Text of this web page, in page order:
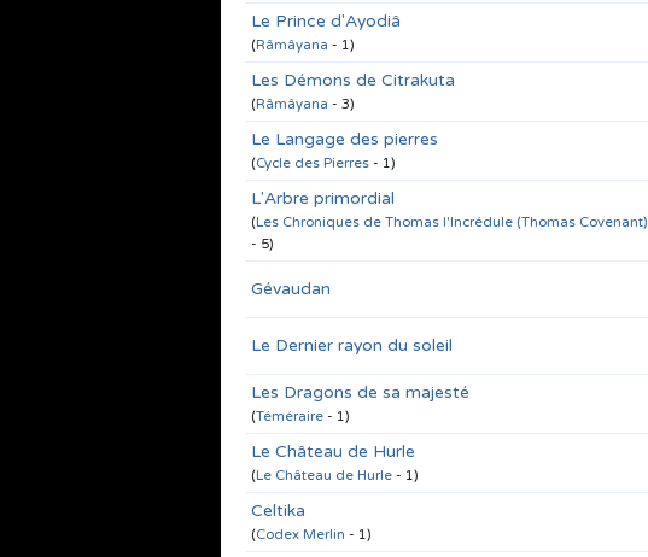
Le Prince d'Ayodiâ
(Râmâyana - 1)
Les Démons de Citrakuta
(Râmâyana - 3)
Le Langage des pierres
(Cycle des Pierres - 1)
L'Arbre primordial
(Les Chroniques de Thomas l'Incrédule (Thomas Covenant)
- 5)
Gévaudan
Le Dernier rayon du soleil
Les Dragons de sa majesté
(Téméraire - 1)
Le Château de Hurle
(Le Château de Hurle - 1)
Celtika
(Codex Merlin - 1)